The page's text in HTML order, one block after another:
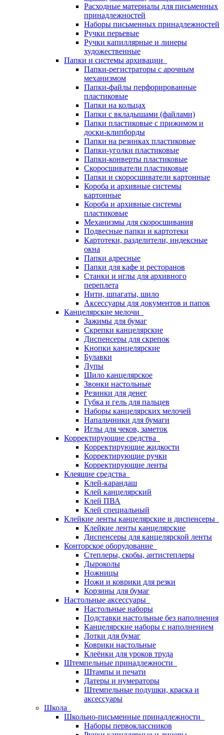
Расходные материалы для письменных
принадлежностей
Наборы письменных принадлежностей
Ручки перьевые
Ручки капиллярные и линеры
художественные
Папки и системы архивации
Папки-регистраторы с арочным
механизмом
Папки-файлы перфорированные
пластиковые
Папки на кольцах
Папки с вкладышами (файлами)
Папки пластиковые с прижимом и
доски-клипборды
Папки на резинках пластиковые
Папки-уголки пластиковые
Папки-конверты пластиковые
Скоросшиватели пластиковые
Папки и скоросшиватели картонные
Короба и архивные системы
картонные
Короба и архивные системы
пластиковые
Механизмы для скоросшивания
Подвесные папки и картотеки
Картотеки, разделители, индексные
окна
Папки адресные
Папки для кафе и ресторанов
Станки и иглы для архивного
переплета
Нити, шпагаты, шило
Аксессуары для документов и папок
Канцелярские мелочи
Зажимы для бумаг
Скрепки канцелярские
Диспенсеры для скрепок
Кнопки канцелярские
Булавки
Лупы
Шило канцелярское
Звонки настольные
Резинки для денег
Губка и гель для пальцев
Наборы канцелярских мелочей
Напальчники для бумаги
Иглы для чеков, заметок
Корректирующие средства
Корректирующие жидкости
Корректирующие ручки
Корректирующие ленты
Клеящие средства
Клей-карандаш
Клей канцелярский
Клей ПВА
Клей специальный
Клейкие ленты канцелярские и диспенсеры
Клейкие ленты канцелярские
Диспенсеры для канцелярской ленты
Конторское оборудование
Степлеры, скобы, антистеплеры
Дыроколы
Ножницы
Ножи и коврики для резки
Корзины для бумаг
Настольные аксессуары
Настольные наборы
Подставки настольные без наполнения
Канцелярские наборы с наполнением
Лотки для бумаг
Коврики настольные
Клеёнки для уроков труда
Штемпельные принадлежности
Штампы и печати
Датеры и нумераторы
Штемпельные подушки, краска и
аксессуары
Школа
Школьно-письменные принадлежности
Наборы первоклассников